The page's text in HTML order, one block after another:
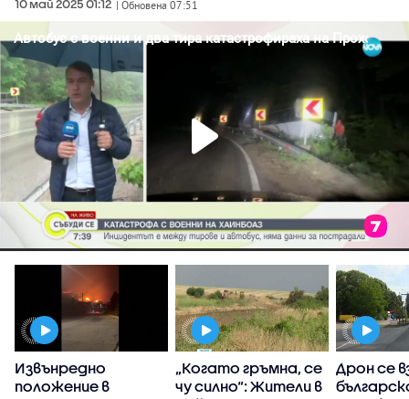
10 май 2025 01:12 | Обновена 07:51
Извънредно
положение в
„Когато гръмна, се
чу силно“: Жители в
Дрон се